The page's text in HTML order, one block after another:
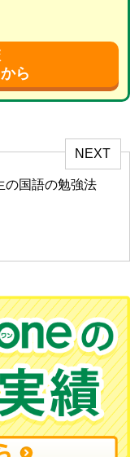
ら
NEXT
の国語の勉強法